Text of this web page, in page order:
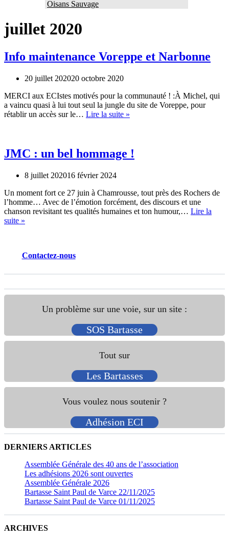
Oisans Sauvage
juillet 2020
Info maintenance Voreppe et Narbonne
20 juillet 202020 octobre 2020
MERCI aux ECIstes motivés pour la communauté ! :À Michel, qui
a vaincu quasi à lui tout seul la jungle du site de Voreppe, pour
rétablir un accès sur le… Lire la suite »
Narbonne
JMC : un bel hommage !
8 juillet 202016 février 2024
Un moment fort ce 27 juin à Chamrousse, tout près des Rochers de
l’homme… Avec de l’émotion forcément, des discours et une
chanson revisitant tes qualités humaines et ton humour,… Lire la
suite »
hommage
Contactez-nous
Un problème sur une voie, sur un site :
SOS Bartasse
Tout sur
Les Bartasses
Vous voulez nous soutenir ?
Adhésion ECI
DERNIERS ARTICLES
Assemblée Générale des 40 ans de l’association
Les adhésions 2026 sont ouvertes
Assemblée Générale 2026
Bartasse Saint Paul de Varce 22/11/2025
Bartasse Saint Paul de Varce 01/11/2025
ARCHIVES